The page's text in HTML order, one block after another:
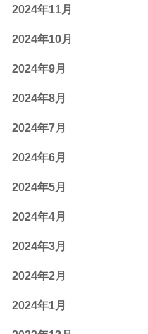
2024年11月
2024年10月
2024年9月
2024年8月
2024年7月
2024年6月
2024年5月
2024年4月
2024年3月
2024年2月
2024年1月